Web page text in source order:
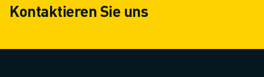
Kontaktieren Sie uns